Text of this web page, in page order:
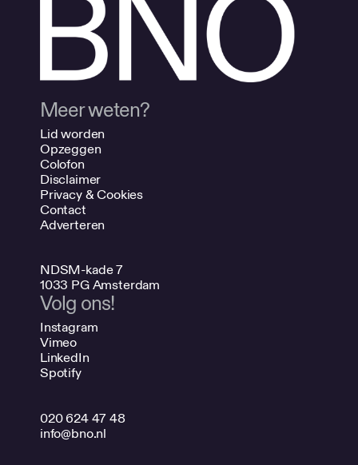
Meer weten?
Lid worden
Opzeggen
Colofon
Disclaimer
Privacy & Cookies
Contact
Adverteren
NDSM-kade 7
1033 PG Amsterdam
Volg ons!
Instagram
Vimeo
LinkedIn
Spotify
020 624 47 48
info@bno.nl